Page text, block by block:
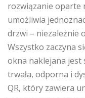
rozwiązanie oparte
umożliwia
drzwi – niezależnie
Wszystko zaczyna
okna naklejana jest
trwała, odporna i
QR, który zawiera